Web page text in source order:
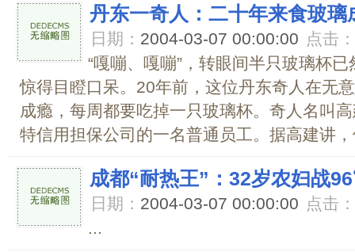
丹东一奇人：二十年来食玻璃
日期： 2004-03-07 00:00:00 点击：
“嘎嘣、嘎嘣”，转眼间半只玻璃杯
惊得目瞪口呆。20年前，这位丹东奇人在无
成瘾，每周都要吃掉一只玻璃杯。奇人名叫
特信用担保公司的一名普通员工。据高建讲
成都“耐热王”：32岁农妇战
日期： 2004-03-07 00:00:00 点击：
...